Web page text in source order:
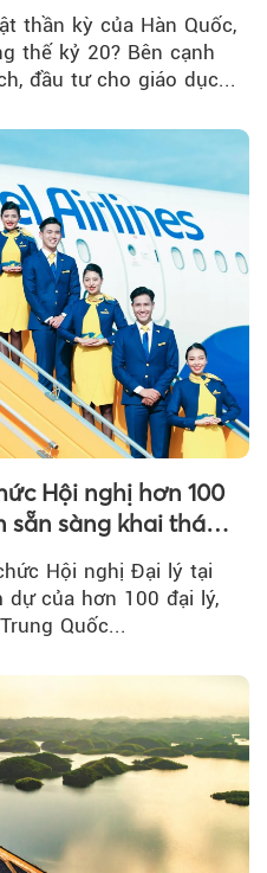
thần kỳ của Hàn Quốc,
thế kỷ 20? Bên cạnh
đầu tư cho giáo dục...
Hội nghị hơn 100
sẵn sàng khai thác
- Thâm Quyến
Hội nghị Đại lý tại
dự của hơn 100 đại lý,
Quốc...